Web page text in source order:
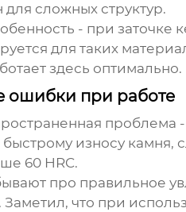
для сложных структур.
- при заточке
для таких
здесь оптимально.
ошибки при работе
проблема
износу камня,
60 HRC.
про правильное
Заметил, что при